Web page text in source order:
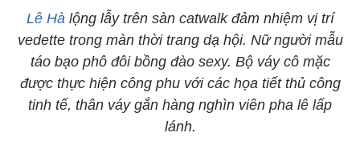
Lê Hà lộng lẫy trên sàn catwalk đảm nhiệm vị trí
vedette trong màn thời trang dạ hội. Nữ người mẫu
táo bạo phô đôi bồng đào sexy. Bộ váy cô mặc
được thực hiện công phu với các họa tiết thủ công
tinh tế, thân váy gắn hàng nghìn viên pha lê lấp
lánh.